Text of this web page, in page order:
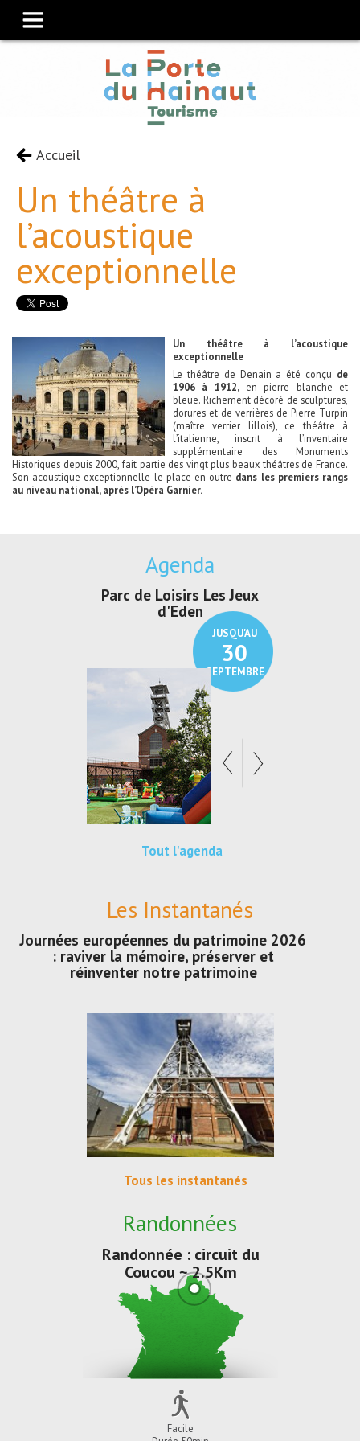
Accueil
Un théâtre à
l’acoustique
exceptionnelle
Un théâtre à l’acoustique
exceptionnelle
Le théâtre de Denain a été conçu de
1906 à 1912,en pierre blanche et
bleue. Richement décoré de sculptures,
dorures et de verrières de Pierre Turpin
(maître verrier lillois), ce théâtre à
l’italienne, inscrit à l’inventaire
supplémentaire des Monuments
Historiques depuis 2000, fait partie des vingt plus beaux théâtres de France.
Son acoustique exceptionnelle le place en outre dans les premiers rangs
au niveau national, après l’Opéra Garnier.
Agenda
JUSQU'AU
30
SEPTEMBRE
Parc de Loisirs Les Jeux
d'Eden
Tout l'agenda
Les Instantanés
Journées européennes du patrimoine 2026
: raviver la mémoire, préserver et
réinventer notre patrimoine
Tous les instantanés
Randonnées
Randonnée : circuit du
Coucou ~ 2.5Km
Facile